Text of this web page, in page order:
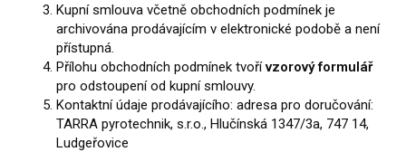
Kupní smlouva včetně obchodních podmínek je
archivována prodávajícím v elektronické podobě a není
přístupná.
Přílohu obchodních podmínek tvořívzorový formulář
pro odstoupení od kupní smlouvy.
Kontaktní údaje prodávajícího: adresa pro doručování:
TARRA pyrotechnik, s.r.o., Hlučínská 1347/3a, 747 14,
Ludgeřovice